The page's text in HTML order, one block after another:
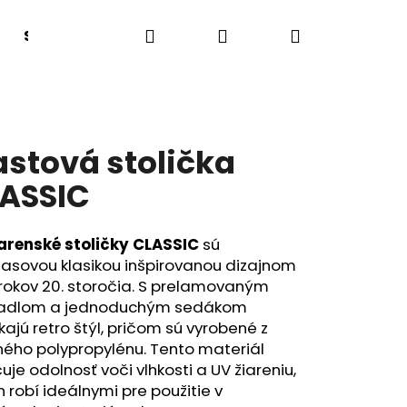
Sedacie boxy a lavice Lehátka
Hľadať PrihlásenieNákupný
stolička
stoličky CLASSIC sú
klasikou inšpirovanou dizajnom
20. storočia. S prelamovaným
a jednoduchým sedákom
retro štýl, pričom sú vyrobené z
polypropylénu. Tento materiál
odolnosť voči vlhkosti a UV žiareniu,
robí ideálnymi pre použitie v